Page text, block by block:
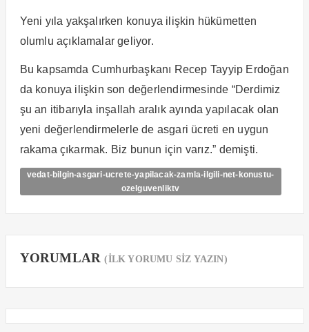
Yeni yıla yakşalırken konuya ilişkin hükümetten
olumlu açıklamalar geliyor.
Bu kapsamda Cumhurbaşkanı Recep Tayyip Erdoğan
da konuya ilişkin son değerlendirmesinde “Derdimiz
şu an itibarıyla inşallah aralık ayında yapılacak olan
yeni değerlendirmelerle de asgari ücreti en uygun
rakama çıkarmak. Biz bunun için varız.” demişti.
vedat-bilgin-asgari-ucrete-yapilacak-zamla-ilgili-net-konustu-
ozelguvenliktv
YORUMLAR(İLK YORUMU SİZ YAZIN)